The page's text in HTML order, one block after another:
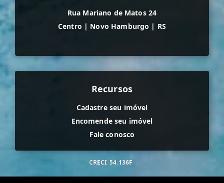
Rua Mariano de Matos 24
Centro | Novo Hamburgo | RS
Recursos
Cadastre seu imóvel
Encomende seu imóvel
Fale conosco
CRECI 54.136F